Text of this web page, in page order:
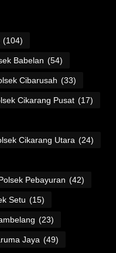
(104)
Babelan (54)
Cibarusah (33)
Cikarang Pusat (17)
Cikarang Utara (24)
Pebayuran (42)
Setu (15)
(23)
Jaya (49)